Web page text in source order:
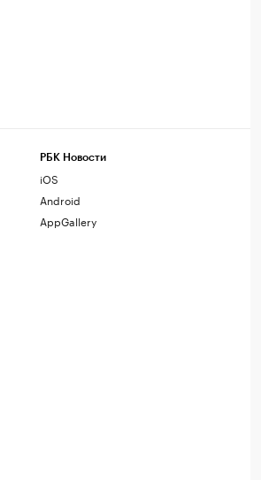
РБК Новости
iOS
Android
AppGallery